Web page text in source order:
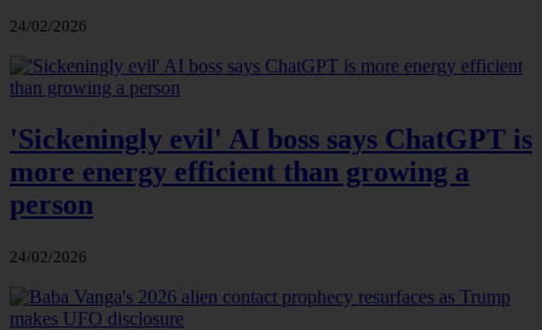
24/02/2026
'Sickeningly evil' AI boss says ChatGPT is
more energy efficient than growing a
person
24/02/2026